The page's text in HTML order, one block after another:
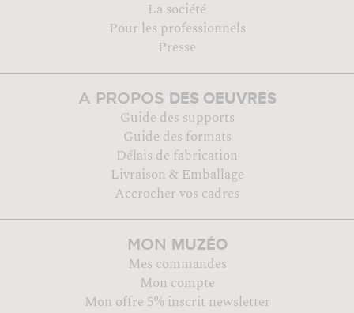
La société
Pour les professionnels
Presse
A PROPOS DES OEUVRES
Guide des supports
Guide des formats
Délais de fabrication
Livraison & Emballage
Accrocher vos cadres
MON MUZÉO
Mes commandes
Mon compte
Mon offre 5% inscrit newsletter